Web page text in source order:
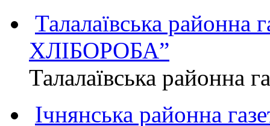
Талалаївська
ХЛІБОРОБА”
Талалаївська
Ічнянська районна